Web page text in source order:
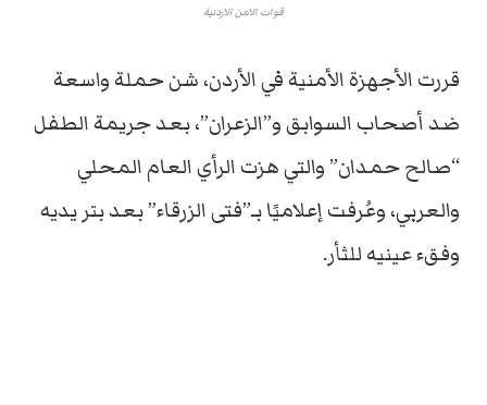
قوات الامن الاردنية
قررت الأجهزة الأمنية في الأردن، شن حملة واسعة
ضد أصحاب السوابق و”الزعران”، بعد جريمة الطفل
“صالح حمدان” والتي هزت الرأي العام المحلي
والعربي، وعُرفت إعلاميًا بـ”فتى الزرقاء” بعد بتر يديه
وفقء عينيه للثأر.